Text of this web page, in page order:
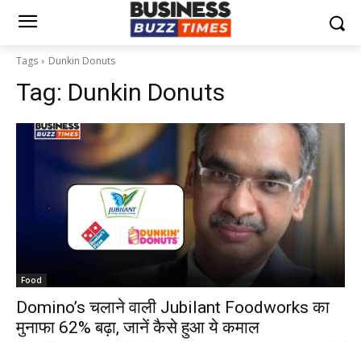
Tags Dunkin Donuts
Tag: Dunkin Donuts
Food
Domino’s चलाने वाली Jubilant Foodworks का
मुनाफा 62% बढ़ा, जानें कैसे हुआ ये कमाल